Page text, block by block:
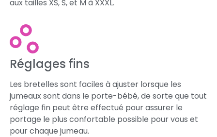
aux tailles XS, S, et M à XXXL.
Réglages fins
Les bretelles sont faciles à ajuster lorsque les
jumeaux sont dans le porte-bébé, de sorte que tout
réglage fin peut être effectué pour assurer le
portage le plus confortable possible pour vous et
pour chaque jumeau.